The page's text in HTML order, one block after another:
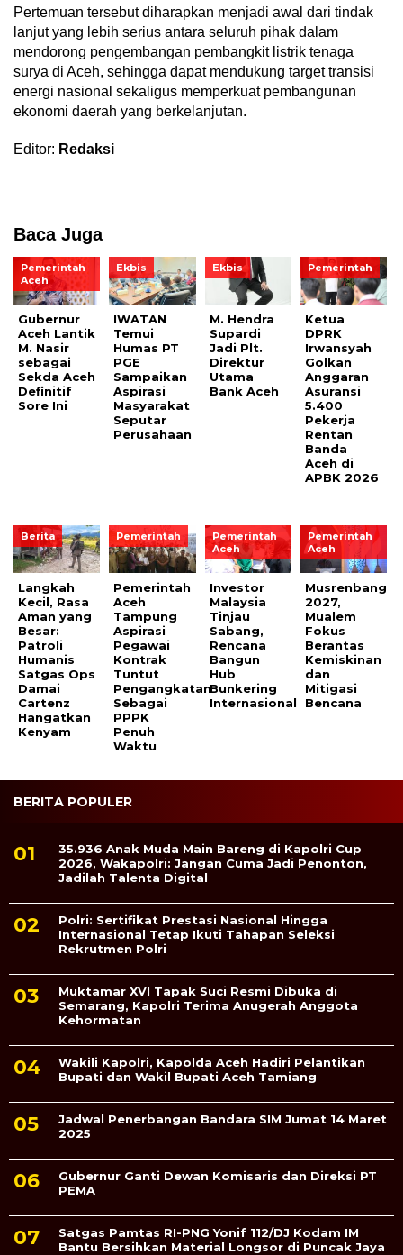
Pertemuan tersebut diharapkan menjadi awal dari tindak
lanjut yang lebih serius antara seluruh pihak dalam
mendorong pengembangan pembangkit listrik tenaga
surya di Aceh, sehingga dapat mendukung target transisi
energi nasional sekaligus memperkuat pembangunan
ekonomi daerah yang berkelanjutan.
Editor: Redaksi
Baca Juga
Pemerintah
Aceh
Gubernur
Aceh Lantik
M. Nasir
sebagai
Sekda Aceh
Definitif
Sore Ini
Ekbis
IWATAN
Temui
Humas PT
PGE
Sampaikan
Aspirasi
Masyarakat
Seputar
Perusahaan
Ekbis
M. Hendra
Supardi
Jadi Plt.
Direktur
Utama
Bank Aceh
Pemerintah
Ketua
DPRK
Irwansyah
Golkan
Anggaran
Asuransi
5.400
Pekerja
Rentan
Banda
Aceh di
APBK 2026
Berita
Langkah
Kecil, Rasa
Aman yang
Besar:
Patroli
Humanis
Satgas Ops
Damai
Cartenz
Hangatkan
Kenyam
Pemerintah
Pemerintah
Aceh
Tampung
Aspirasi
Pegawai
Kontrak
Tuntut
Pengangkatan
Sebagai
PPPK
Penuh
Waktu
Pemerintah
Aceh
Investor
Malaysia
Tinjau
Sabang,
Rencana
Bangun
Hub
Bunkering
Internasional
Pemerintah
Aceh
Musrenbang
2027,
Mualem
Fokus
Berantas
Kemiskinan
dan
Mitigasi
Bencana
BERITA POPULER
35.936 Anak Muda Main Bareng di Kapolri Cup
2026, Wakapolri: Jangan Cuma Jadi Penonton,
Jadilah Talenta Digital
Polri: Sertifikat Prestasi Nasional Hingga
Internasional Tetap Ikuti Tahapan Seleksi
Rekrutmen Polri
Muktamar XVI Tapak Suci Resmi Dibuka di
Semarang, Kapolri Terima Anugerah Anggota
Kehormatan
Wakili Kapolri, Kapolda Aceh Hadiri Pelantikan
Bupati dan Wakil Bupati Aceh Tamiang
Jadwal Penerbangan Bandara SIM Jumat 14 Maret
2025
Gubernur Ganti Dewan Komisaris dan Direksi PT
PEMA
Satgas Pamtas RI-PNG Yonif 112/DJ Kodam IM
Bantu Bersihkan Material Longsor di Puncak Jaya